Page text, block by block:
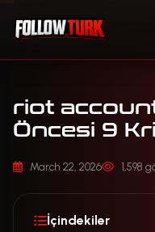
riot
Öncesi 9
March 22, 2026 1,598
İçindekiler